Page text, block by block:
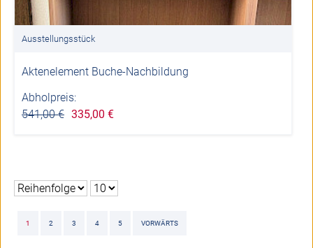
Ausstellungsstück
Aktenelement Buche-Nachbildung
Abholpreis:
541,00 € 335,00 €
1 2 3 4 5 VORWÄRTS